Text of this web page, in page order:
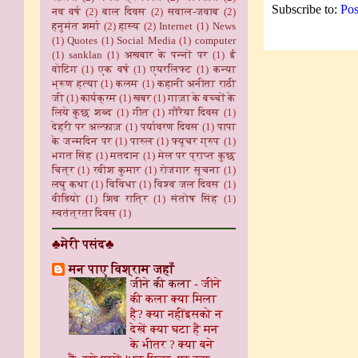
Subscribe to:
नव वर्ष (2) बाल दिवस (2) सवाल-जवाब (2)
हनुमंत शर्मा (2) हास्य (2) Internet (1) News
(1) Quotes (1) Social Media (1) computer
(1) sanklan (1) अखबार के पन्नों पर (1) ई
वोटिंग (1) एक वर्ष (1) एयरलिफ्ट (1) कन्या
भ्रूण हत्या (1) कलम (1) कहानी अनीता राठी
जी (1) कार्यक्रम (1) खबर (1) गाज़ा के बच्चों के
लिये कुछ शब्द (1) गीत (1) गौरैया दिवस (1)
देहरी पर अल्फ़ाज़ (1) पर्यावरण दिवस (1) पापा
के जन्मदिन पर (1) पारुल (1) फ्यूचर ग्रुप (1)
भगत सिंह (1) मतदान (1) मेल पर प्राप्त कुछ
चित्र (1) रवीश कुमार (1) रोजगार सूचना (1)
लघु कथा (1) विविधा (1) विश्व जल दिवस (1)
वीडियो (1) शिव रात्रि (1) संतोष सिंह (1)
स्वतंत्रता दिवस (1)
♣मेरी पसंद♣
मन पाए विश्राम जहाँ
जीने की कला-जीने
की कला क्या मिला
है? क्या नहींइसको न
देखें क्या घटा है मन
के भीतर ? क्या बने